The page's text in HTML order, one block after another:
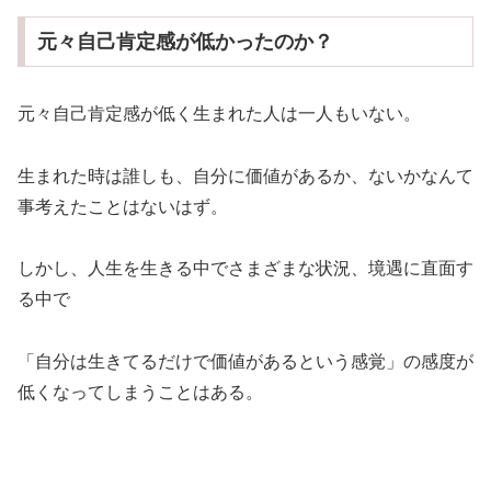
元々自己肯定感が低かったのか？
元々自己肯定感が低く生まれた人は一人もいない。
生まれた時は誰しも、自分に価値があるか、ないかなんて
事考えたことはないはず。
しかし、人生を生きる中でさまざまな状況、境遇に直面す
る中で
「自分は生きてるだけで価値があるという感覚」の感度が
低くなってしまうことはある。